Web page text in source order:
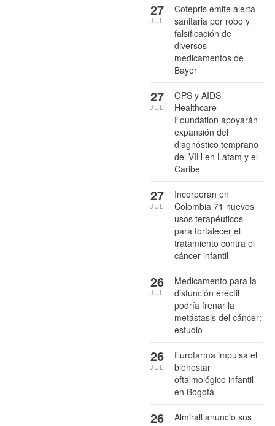
Cofepris emite alerta
sanitaria por robo y
falsificación de
diversos
medicamentos de
Bayer
27
JUL
OPS y AIDS
Healthcare
Foundation apoyarán
expansión del
diagnóstico temprano
del VIH en Latam y el
Caribe
27
JUL
Incorporan en
Colombia 71 nuevos
usos terapéuticos
para fortalecer el
tratamiento contra el
cáncer infantil
27
JUL
Medicamento para la
disfunción eréctil
podría frenar la
metástasis del cáncer:
estudio
26
JUL
Eurofarma impulsa el
bienestar
oftalmológico infantil
en Bogotá
26
JUL
Almirall anuncio sus
26